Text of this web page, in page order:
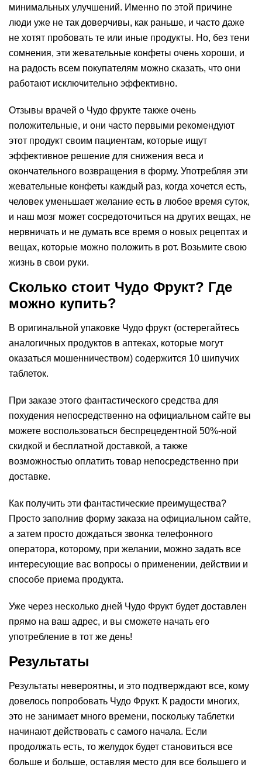
минимальных улучшений. Именно по этой причине
люди уже не так доверчивы, как раньше, и часто даже
не хотят пробовать те или иные продукты. Но, без тени
сомнения, эти жевательные конфеты очень хороши, и
на радость всем покупателям можно сказать, что они
работают исключительно эффективно.
Отзывы врачей о Чудо фрукте также очень
положительные, и они часто первыми рекомендуют
этот продукт своим пациентам, которые ищут
эффективное решение для снижения веса и
окончательного возвращения в форму. Употребляя эти
жевательные конфеты каждый раз, когда хочется есть,
человек уменьшает желание есть в любое время суток,
и наш мозг может сосредоточиться на других вещах, не
нервничать и не думать все время о новых рецептах и
вещах, которые можно положить в рот. Возьмите свою
жизнь в свои руки.
Сколько стоит Чудо Фрукт? Где
можно купить?
В оригинальной упаковке Чудо фрукт (остерегайтесь
аналогичных продуктов в аптеках, которые могут
оказаться мошенничеством) содержится 10 шипучих
таблеток.
При заказе этого фантастического средства для
похудения непосредственно на официальном сайте вы
можете воспользоваться беспрецедентной 50%-ной
скидкой и бесплатной доставкой, а также
возможностью оплатить товар непосредственно при
доставке.
Как получить эти фантастические преимущества?
Просто заполнив форму заказа на официальном сайте,
а затем просто дождаться звонка телефонного
оператора, которому, при желании, можно задать все
интересующие вас вопросы о применении, действии и
способе приема продукта.
Уже через несколько дней Чудо Фрукт будет доставлен
прямо на ваш адрес, и вы сможете начать его
употребление в тот же день!
Результаты
Результаты невероятны, и это подтверждают все, кому
довелось попробовать Чудо Фрукт. К радости многих,
это не занимает много времени, поскольку таблетки
начинают действовать с самого начала. Если
продолжать есть, то желудок будет становиться все
больше и больше, оставляя место для все большего и